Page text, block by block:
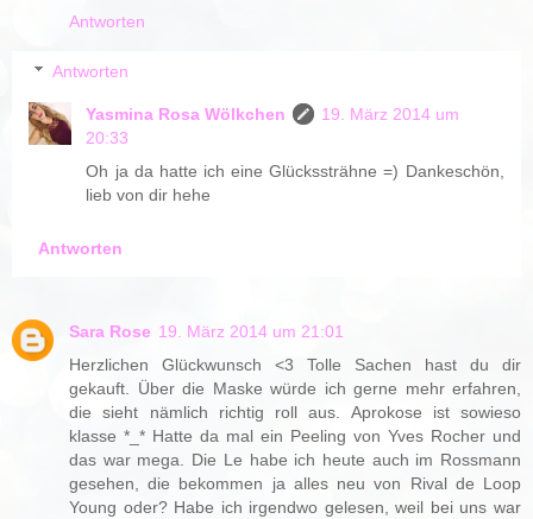
Antworten
Antworten
Yasmina Rosa Wölkchen
19. März 2014 um
20:33
Oh ja da hatte ich eine Glückssträhne =) Dankeschön,
lieb von dir hehe
Antworten
Sara Rose 19. März 2014 um 21:01
Herzlichen Glückwunsch <3 Tolle Sachen hast du dir
gekauft. Über die Maske würde ich gerne mehr erfahren,
die sieht nämlich richtig roll aus. Aprokose ist sowieso
klasse *_* Hatte da mal ein Peeling von Yves Rocher und
das war mega. Die Le habe ich heute auch im Rossmann
gesehen, die bekommen ja alles neu von Rival de Loop
Young oder? Habe ich irgendwo gelesen, weil bei uns war